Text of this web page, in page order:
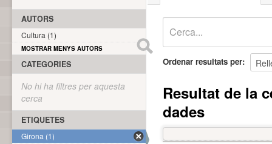
Ordenar resultats per
Resultat de la
dades
AUTORS
Cultura (1)
MOSTRAR MENYS AUTORS
CATEGORIES
No hi ha filtres per aquesta
cerca
ETIQUETES
Girona (1)